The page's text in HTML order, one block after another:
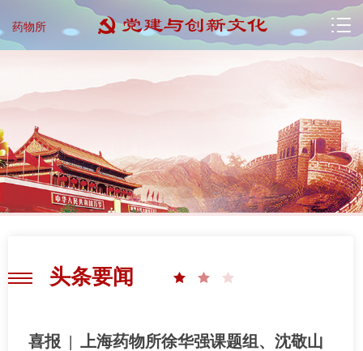
药物所
头条要闻
喜报 | 上海药物所徐华强课题组、沈敬山